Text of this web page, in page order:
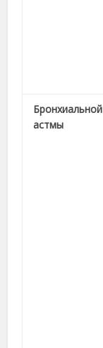
Бронхиальной
астмы